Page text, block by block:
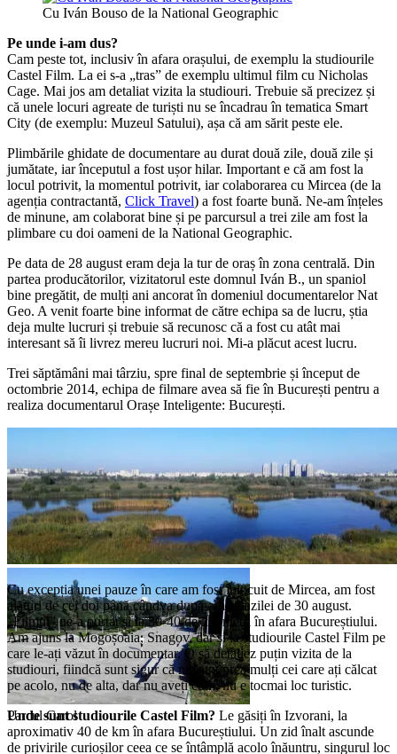
Cu Iván Bouso de la National Geographic
Pe unde i-am dus?
Cam peste tot, inclusiv în afara orașului, de exemplu la studiourile
Castel Film. La ei s-a „tras” de exemplu ultimul film cu Nicholas
Cage. Mai jos am detaliat vizita la studiouri. Trebuie să precizez și
că unele locuri agreate de turiști nu se încadrau în tematica Smart
City (de exemplu: Muzeul Satului), așa că am sărit peste ele.
Plimbările ghidate de documentare au durat două zile, două zile și
jumătate, iar începutul a fost ușor hilar. Important e că am fost la
locul potrivit, la momentul potrivit, iar colaborarea cu Mircea (de la
agenția contractantă, Click Travel) a fost foarte bună. Ne-am înțeles
de minune, am colaborat bine și pe parcursul a trei zile am fost la
plimbare cu doi oameni de la National Geographic.
Pe data de 28 august eram deja la tur de oraș în zona centrală. Din
partea producătorilor, vizitatorul este domnul Iván B., un spaniol
bine pregătit, de mulți ani ancorat în domeniul documentarelor Nat
Geo. A venit foarte bine informat de către echipa sa de lucru, știa
deja multe lucruri și trebuie să recunosc că a fost cu atât mai
interesant să îi livrez mereu lucruri noi. Mi-a plăcut acest lucru.
Trei săptămâni mai târziu, spre final de septembrie și început de
octombrie 2014, echipa de filmare avea să fie în București pentru a
realiza documentarul Orașe Inteligente: București.
Delta din București
Parcul Carol
Cu excepția unei pauze în care am fost înlocuit de Mircea, am fost
alături de cei doi până cândva după-amiaza zilei de 30 august.
„Filmul” ne-a purtat și la 30-40 de kilometri în afara Bucureștiului.
Am ajuns la Mogoșoaia, Snagov, dar și la studiourile Castel Film pe
care le-ați văzut în documentar. O să detaliez puțin vizita de la
studiouri, fiindcă sunt sigur că nu sunt prea mulți cei care ați călcat
pe acolo, nu de alta, dar nu aveți cum, nu e tocmai loc turistic.
Unde sunt studiourile Castel Film? Le găsiți în Izvorani, la
aproximativ 40 de km în afara Bucureștiului. Un zid înalt ascunde
de privirile curioșilor ceea ce se întâmplă acolo înăuntru, singurul loc